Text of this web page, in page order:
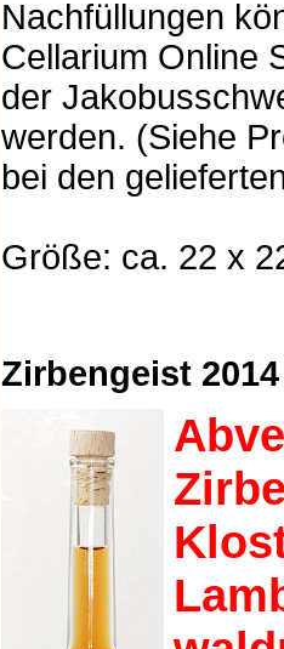
Nachfüllungen
Cellarium Online
der
werden. (Siehe
bei den
Größe: ca. 22 x
Zirbengeist 2014